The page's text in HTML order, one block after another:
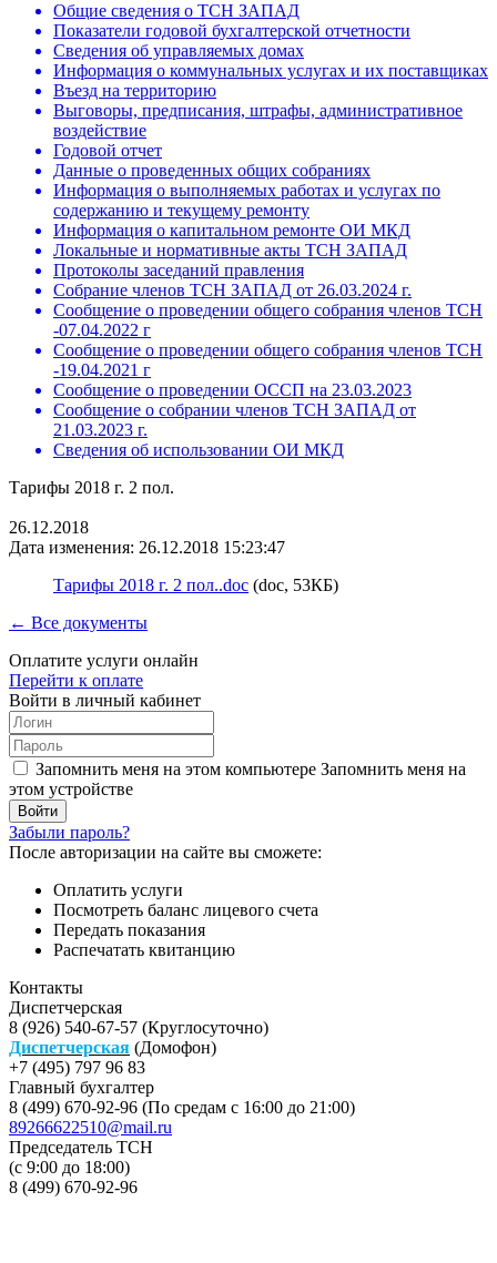
Общие сведения о ТСН ЗАПАД
Показатели годовой бухгалтерской отчетности
Сведения об управляемых домах
Информация о коммунальных услугах и их поставщиках
Въезд на территорию
Выговоры, предписания, штрафы, административное
воздействие
Годовой отчет
Данные о проведенных общих собраниях
Информация о выполняемых работах и услугах по
содержанию и текущему ремонту
Информация о капитальном ремонте ОИ МКД
Локальные и нормативные акты ТСН ЗАПАД
Протоколы заседаний правления
Собрание членов ТСН ЗАПАД от 26.03.2024 г.
Сообщение о проведении общего собрания членов ТСН
-07.04.2022 г
Сообщение о проведении общего собрания членов ТСН
-19.04.2021 г
Сообщение о проведении ОССП на 23.03.2023
Сообщение о собрании членов ТСН ЗАПАД от
21.03.2023 г.
Сведения об использовании ОИ МКД
Тарифы 2018 г. 2 пол.
26.12.2018
Дата изменения: 26.12.2018 15:23:47
Тарифы 2018 г. 2 пол..doc (doc, 53КБ)
← Все документы
Оплатите услуги онлайн
Перейти к оплате
Войти в личный кабинет
Запомнить меня на этом компьютере Запомнить меня на
этом устройстве
Забыли пароль?
После авторизации на сайте вы сможете:
Оплатить услуги
Посмотреть баланс лицевого счета
Передать показания
Распечатать квитанцию
Контакты
Диспетчерская
8 (926) 540-67-57 (Круглосуточно)
Диспетчерская (Домофон)
+7 (495) 797 96 83
Главный бухгалтер
8 (499) 670-92-96 (По средам с 16:00 до 21:00)
89266622510@mail.ru
Председатель ТСН
(с 9:00 до 18:00)
8 (499) 670-92-96